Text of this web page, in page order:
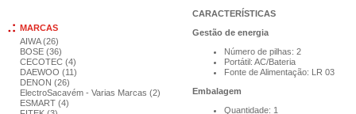
MARCAS
AIWA (26)
BOSE (36)
CECOTEC (4)
DAEWOO (11)
DENON (26)
ElectroSacavém - Varias Marcas (2)
ESMART (4)
CARACTERÍSTICAS
Gestão de energia
Número de pilhas: 2
Portátil: AC/Bateria
Fonte de Alimentação: LR 03
Embalagem
Quantidade: 1